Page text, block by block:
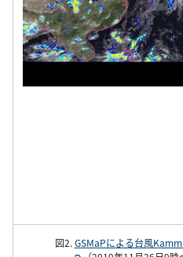
図2.GSMaPによる台風